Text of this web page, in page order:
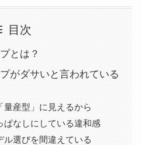
目次
とは？
がダサいと言われている
量産型」に見えるから
ぱなしにしている違和感
ル選びを間違えている